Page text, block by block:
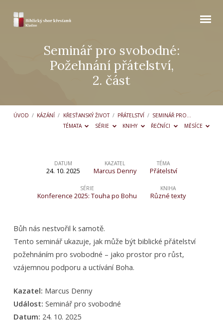
Seminář pro svobodné:
Požehnání přátelství,
2. část
ÚVOD / KÁZÁNÍ / KŘESŤANSKÝ ŽIVOT / PŘÁTELSTVÍ / SEMINÁŘ PRO…
TÉMATA
SÉRIE KNIHY ŘEČNÍCI MĚSÍCE
Seminář
přátelství,
2. část
DATUM
24. 10. 2025
KAZATEL
Marcus Denny
TÉMA
Přátelství
SÉRIE
Konference 2025: Touha po Bohu
KNIHA
Různé texty
Bůh nás nestvořil k samotě.
Tento seminář ukazuje, jak může být biblické přátelství
požehnáním pro svobodné – jako prostor pro růst,
vzájemnou podporu a uctívání Boha.
Kazatel: Marcus Denny
Událost: Seminář pro svobodné
Datum: 24. 10. 2025